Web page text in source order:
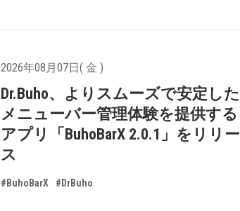
2026年08月07日( 金 )
Dr.Buho、よりスムーズで安定した
メニューバー管理体験を提供する
アプリ「BuhoBarX 2.0.1」をリリー
ス
#BuhoBarX #DrBuho